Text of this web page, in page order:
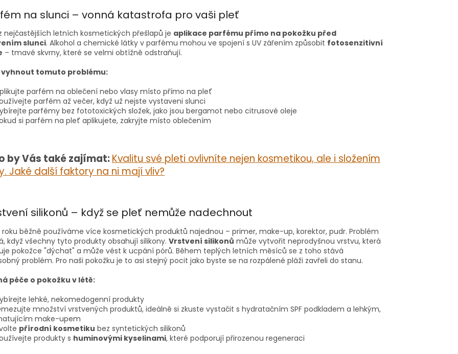
na slunci – vonná katastrofa pro vaši pleť
nejčastějších letních kosmetických přešlapů je aplikace parfému přímo na pokožku před
slunci. Alkohol a chemické látky v parfému mohou ve spojení s UV zářením způsobit fotosenzitivní
– tmavé skvrny, které se velmi obtížně odstraňují.
vyhnout tomuto problému:
parfém na oblečení nebo vlasy místo přímo na pleť
parfém až večer, když už nejste vystaveni slunci
parfémy bez fototoxických složek, jako jsou bergamot nebo citrusové oleje
si parfém na pleť aplikujete, zakryjte místo oblečením
by Vás také zajímat:Kvalitu své pleti ovlivníte nejen kosmetikou, ale i složením
Jaké další faktory na ni mají vliv?
silikonů – když se pleť nemůže nadechnout
roku běžně používáme více kosmetických produktů najednou – primer, make-up, korektor, pudr. Problém
když všechny tyto produkty obsahují silikony. Vrstvení silikonů může vytvořit neprodyšnou vrstvu, která
pokožce "dýchat" a může vést k ucpání pórů. Během teplých letních měsíců se z toho stává
problém. Pro naši pokožku je to asi stejný pocit jako byste se na rozpálené pláži zavřeli do stanu.
péče o pokožku v létě:
lehké, nekomedogenní produkty
množství vrstvených produktů, ideálně si zkuste vystačit s hydratačním SPF podkladem a lehkým,
make-upem
přírodní kosmetiku bez syntetických silikonů
produkty s huminovými kyselinami, které podporují přirozenou regeneraci